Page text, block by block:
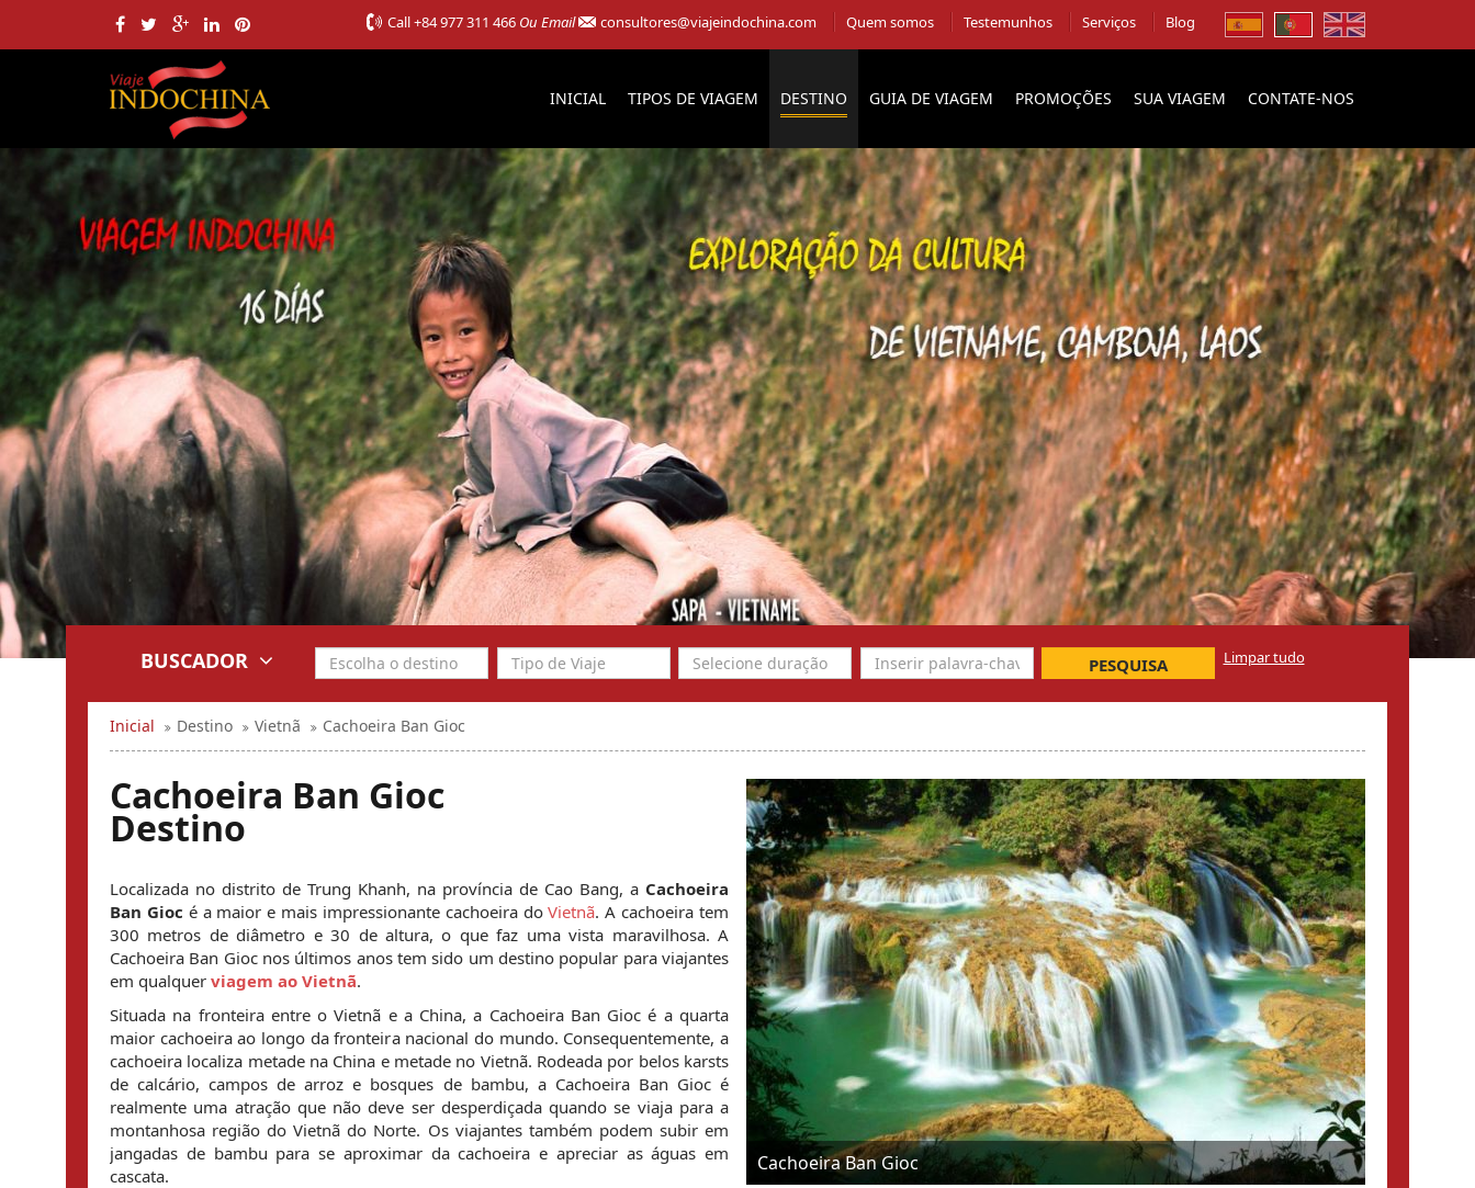
Call+84 977 311 466 Ou Email consultores@viajeindochina.com Quem somos Testemunhos Serviços Blog
INICIAL TIPOS DE VIAGEM DESTINO GUIA DE VIAGEM PROMOÇÕES SUA VIAGEM CONTATE-NOS
BUSCADOR PESQUISA Limpar tudo
Inicial Destino Vietnã Cachoeira Ban Gioc
Cachoeira Ban Gioc
Destino
Localizada no distrito de Trung Khanh, na província de Cao Bang, a Cachoeira
Ban Gioc é a maior e mais impressionante cachoeira do Vietnã. A cachoeira tem
300 metros de diâmetro e 30 de altura, o que faz uma vista maravilhosa. A
Cachoeira Ban Gioc nos últimos anos tem sido um destino popular para viajantes
em qualquer viagem ao Vietnã.
Situada na fronteira entre o Vietnã e a China, a Cachoeira Ban Gioc é a quarta
maior cachoeira ao longo da fronteira nacional do mundo. Consequentemente, a
cachoeira localiza metade na China e metade no Vietnã. Rodeada por belos karsts
de calcário, campos de arroz e bosques de bambu, a Cachoeira Ban Gioc é
realmente uma atração que não deve ser desperdiçada quando se viaja para a
montanhosa região do Vietnã do Norte. Os viajantes também podem subir em
jangadas de bambu para se aproximar da cachoeira e apreciar as águas em
cascata.
Cachoeira Ban Gioc